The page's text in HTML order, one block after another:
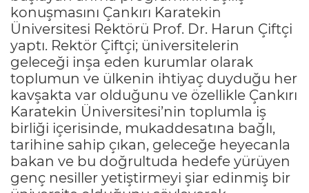
konuşmasını Çankırı Karatekin
Üniversitesi Rektörü Prof. Dr. Harun Çiftçi
yaptı. Rektör Çiftçi; üniversitelerin
geleceği inşa eden kurumlar olarak
toplumun ve ülkenin ihtiyaç duyduğu her
kavşakta var olduğunu ve özellikle Çankırı
Karatekin Üniversitesi’nin toplumla iş
birliği içerisinde, mukaddesatına bağlı,
tarihine sahip çıkan, geleceğe heyecanla
bakan ve bu doğrultuda hedefe yürüyen
genç nesiller yetiştirmeyi şiar edinmiş bir